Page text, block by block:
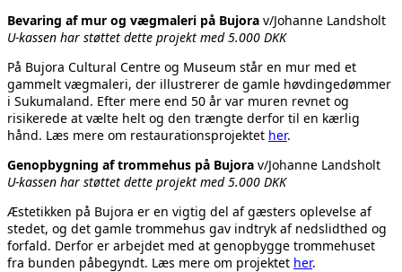
Bevaring af mur og vægmaleri på Bujora v/Johanne Landsholt
U-kassen har støttet dette projekt med 5.000 DKK
På Bujora Cultural Centre og Museum står en mur med et
gammelt vægmaleri, der illustrerer de gamle høvdingedømmer
i Sukumaland. Efter mere end 50 år var muren revnet og
risikerede at vælte helt og den trængte derfor til en kærlig
hånd. Læs mere om restaurationsprojektet her.
Genopbygning af trommehus på Bujora v/Johanne Landsholt
U-kassen har støttet dette projekt med 5.000 DKK
Æstetikken på Bujora er en vigtig del af gæsters oplevelse af
stedet, og det gamle trommehus gav indtryk af nedslidthed og
forfald. Derfor er arbejdet med at genopbygge trommehuset
fra bunden påbegyndt. Læs mere om projektet her.